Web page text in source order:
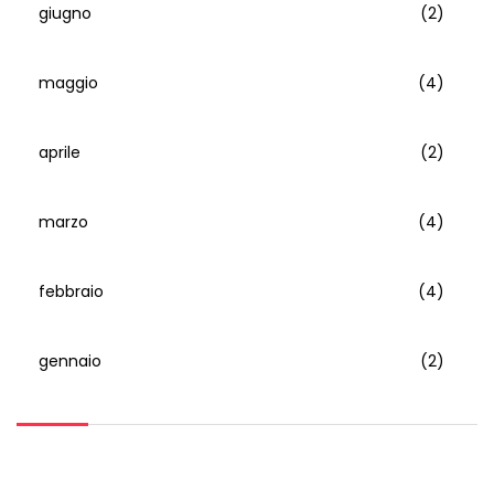
giugno (2)
maggio (4)
aprile (2)
marzo (4)
febbraio (4)
gennaio (2)